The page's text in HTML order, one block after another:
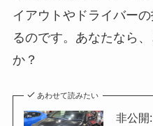
イアウトやドライバー
るのです。あなたなら
か？
あわせて読みたい
非公開